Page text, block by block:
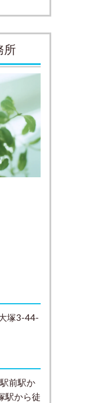
所
塚3-44-
前駅か
駅から徒